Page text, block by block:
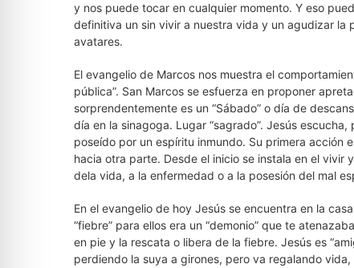
y nos puede tocar en cualquier momento. Y eso
definitiva un sin vivir a nuestra vida y un agudizar
avatares.
El evangelio de Marcos nos muestra el
pública”. San Marcos se esfuerza en proponer
sorprendentemente es un “Sábado” o día de
día en la sinagoga. Lugar “sagrado”. Jesús
poseído por un espíritu inmundo. Su primera acción
hacia otra parte. Desde el inicio se instala en el
dela vida, a la enfermedad o a la posesión del mal
En el evangelio de hoy Jesús se encuentra en la
“fiebre” para ellos era un “demonio” que te
en pie y la rescata o libera de la fiebre. Jesús es
perdiendo la suya a girones, pero va regalando